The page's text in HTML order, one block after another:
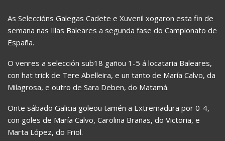
As Seleccións Galegas Cadete e Xuvenil xogaron esta fin de
semana nas Illas Baleares a segunda fase do Campionato de
España.
O venres a selección sub18 gañou 1-5 á locataria Baleares,
con hat trick de Tere Abelleira, e un tanto de María Calvo, da
Milagrosa, e outro de Sara Deben, do Matamá.
Onte sábado Galicia goleou tamén a Extremadura por 0-4,
con goles de María Calvo, Carolina Brañas, do Victoria, e
Marta López, do Friol.